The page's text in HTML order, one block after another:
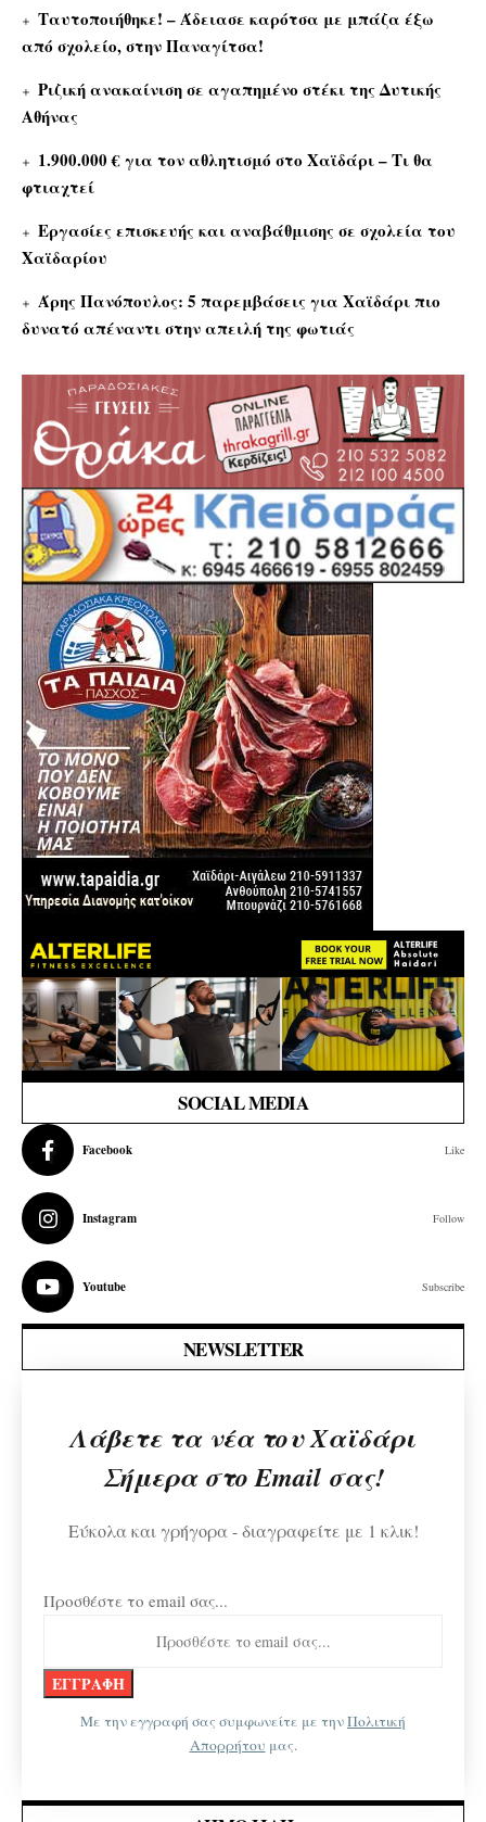
Ταυτοποιήθηκε! – Άδειασε καρότσα με μπάζα έξω
από σχολείο, στην Παναγίτσα!
Ριζική ανακαίνιση σε αγαπημένο στέκι της Δυτικής
Αθήνας
1.900.000 € για τον αθλητισμό στο Χαϊδάρι – Τι θα
φτιαχτεί
Εργασίες επισκευής και αναβάθμισης σε σχολεία του
Χαϊδαρίου
Άρης Πανόπουλος: 5 παρεμβάσεις για Χαϊδάρι πιο
δυνατό απέναντι στην απειλή της φωτιάς
SOCIAL MEDIA
Facebook Like
Instagram Follow
Youtube Subscribe
NEWSLETTER
Λάβετε τα νέα του Χαϊδάρι
Σήμερα στο Email σας!
Εύκολα και γρήγορα - διαγραφείτε με 1 κλικ!
Προσθέστε το email σας...
Με την εγγραφή σας συμφωνείτε με τηνΠολιτική
Απορρήτου μας.